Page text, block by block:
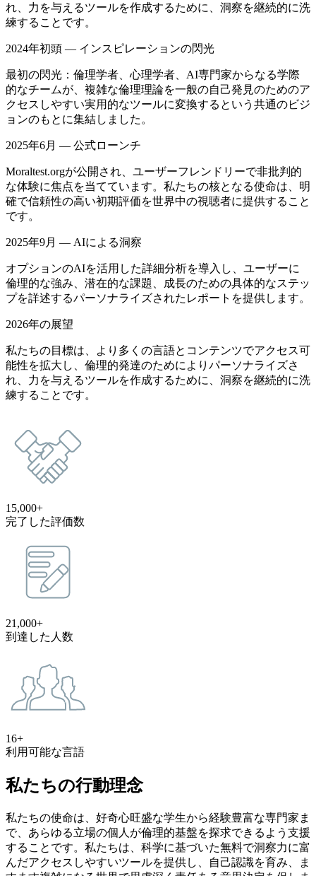
れ、力を与えるツールを作成するために、洞察を継続的に洗
練することです。
2024年初頭 — インスピレーションの閃光
最初の閃光：倫理学者、心理学者、AI専門家からなる学際
的なチームが、複雑な倫理理論を一般の自己発見のためのア
クセスしやすい実用的なツールに変換するという共通のビジ
ョンのもとに集結しました。
2025年6月 — 公式ローンチ
Moraltest.orgが公開され、ユーザーフレンドリーで非批判的
な体験に焦点を当てています。私たちの核となる使命は、明
確で信頼性の高い初期評価を世界中の視聴者に提供すること
です。
2025年9月 — AIによる洞察
オプションのAIを活用した詳細分析を導入し、ユーザーに
倫理的な強み、潜在的な課題、成長のための具体的なステッ
プを詳述するパーソナライズされたレポートを提供します。
2026年の展望
私たちの目標は、より多くの言語とコンテンツでアクセス可
能性を拡大し、倫理的発達のためによりパーソナライズさ
れ、力を与えるツールを作成するために、洞察を継続的に洗
練することです。
15,000+
完了した評価数
21,000+
到達した人数
16+
利用可能な言語
私たちの行動理念
私たちの使命は、好奇心旺盛な学生から経験豊富な専門家ま
で、あらゆる立場の個人が倫理的基盤を探求できるよう支援
することです。私たちは、科学に基づいた無料で洞察力に富
んだアクセスしやすいツールを提供し、自己認識を育み、ま